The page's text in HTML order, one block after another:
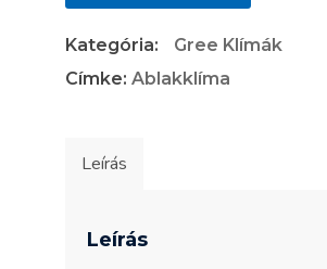
Kategória:
Gree Klímák
Címke: Ablakklíma
Leírás
Leírás